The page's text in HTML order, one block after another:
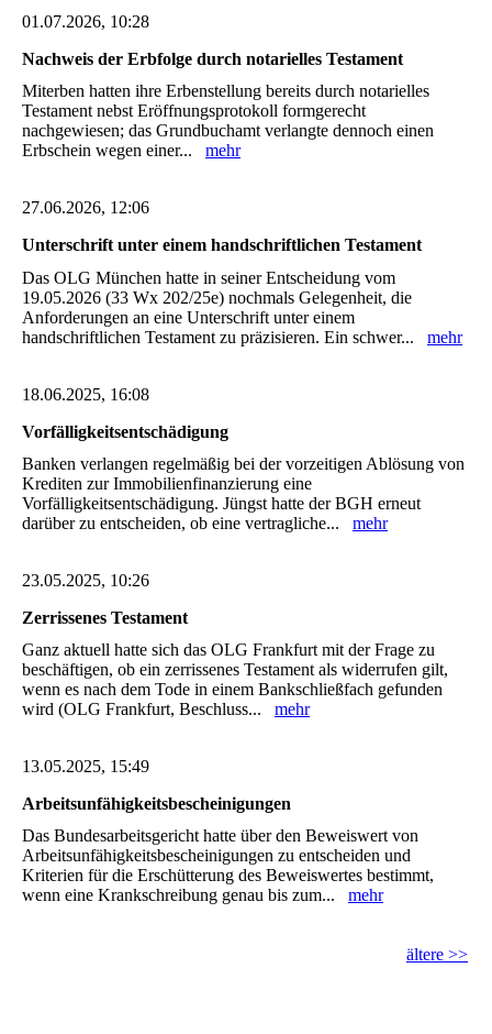
01.07.2026, 10:28
Nachweis der Erbfolge durch notarielles Testament
Miterben hatten ihre Erbenstellung bereits durch notarielles
Testament nebst Eröffnungsprotokoll formgerecht
nachgewiesen; das Grundbuchamt verlangte dennoch einen
Erbschein wegen einer... mehr
27.06.2026, 12:06
Unterschrift unter einem handschriftlichen Testament
Das OLG München hatte in seiner Entscheidung vom
19.05.2026 (33 Wx 202/25e) nochmals Gelegenheit, die
Anforderungen an eine Unterschrift unter einem
handschriftlichen Testament zu präzisieren. Ein schwer... mehr
18.06.2025, 16:08
Vorfälligkeitsentschädigung
Banken verlangen regelmäßig bei der vorzeitigen Ablösung von
Krediten zur Immobilienfinanzierung eine
Vorfälligkeitsentschädigung. Jüngst hatte der BGH erneut
darüber zu entscheiden, ob eine vertragliche... mehr
23.05.2025, 10:26
Zerrissenes Testament
Ganz aktuell hatte sich das OLG Frankfurt mit der Frage zu
beschäftigen, ob ein zerrissenes Testament als widerrufen gilt,
wenn es nach dem Tode in einem Bankschließfach gefunden
wird (OLG Frankfurt, Beschluss... mehr
13.05.2025, 15:49
Arbeitsunfähigkeitsbescheinigungen
Das Bundesarbeitsgericht hatte über den Beweiswert von
Arbeitsunfähigkeitsbescheinigungen zu entscheiden und
Kriterien für die Erschütterung des Beweiswertes bestimmt,
wenn eine Krankschreibung genau bis zum... mehr
ältere >>